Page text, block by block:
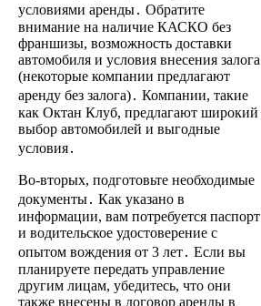
условиями аренды․ Обратите
внимание на наличие КАСКО без
франшизы, возможность доставки
автомобиля и условия внесения залога
(некоторые компании предлагают
аренду без залога)․ Компании, такие
как Октан Клуб, предлагают широкий
выбор автомобилей и выгодные
условия․
Во-вторых, подготовьте необходимые
документы․ Как указано в
информации, вам потребуется паспорт
и водительское удостоверение с
опытом вождения от 3 лет․ Если вы
планируете передать управление
другим лицам, убедитесь, что они
также внесены в договор аренды в